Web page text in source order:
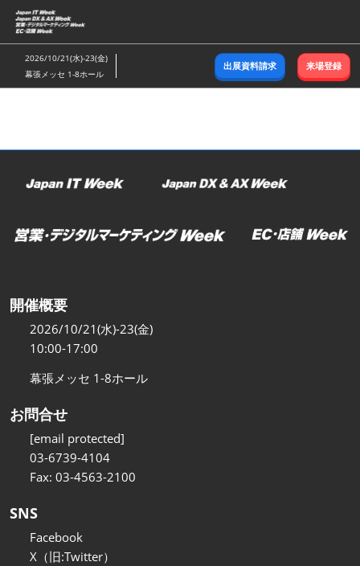
ス
キ
ッ
し
む
2026/10/21(水)-23(金)
幕張メッセ 1-8ホール
出展資料請求 来場登録
開催概要
2026/10/21(水)-23(金)
10:00-17:00
幕張メッセ 1-8ホール
お問合せ
[email protected]
03-6739-4104
Fax: 03-4563-2100
SNS
Facebook
X（旧:Twitter）